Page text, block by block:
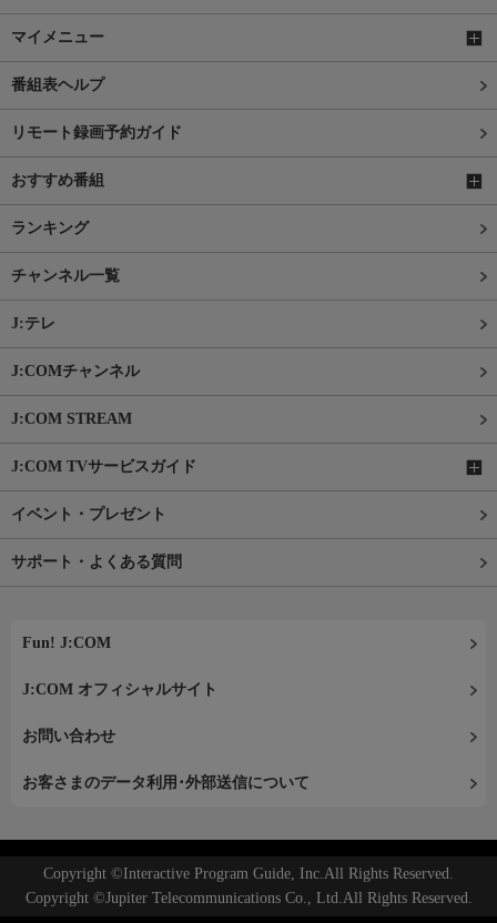
マイメニュー
番組表ヘルプ
リモート録画予約ガイド
おすすめ番組
ランキング
チャンネル一覧
J:テレ
J:COMチャンネル
J:COM STREAM
J:COM TVサービスガイド
イベント・プレゼント
サポート・よくある質問
Fun! J:COM
J:COM オフィシャルサイト
お問い合わせ
お客さまのデータ利用･外部送信について
Copyright ©Interactive Program Guide, Inc.All Rights Reserved.
Copyright ©Jupiter Telecommunications Co., Ltd.All Rights Reserved.